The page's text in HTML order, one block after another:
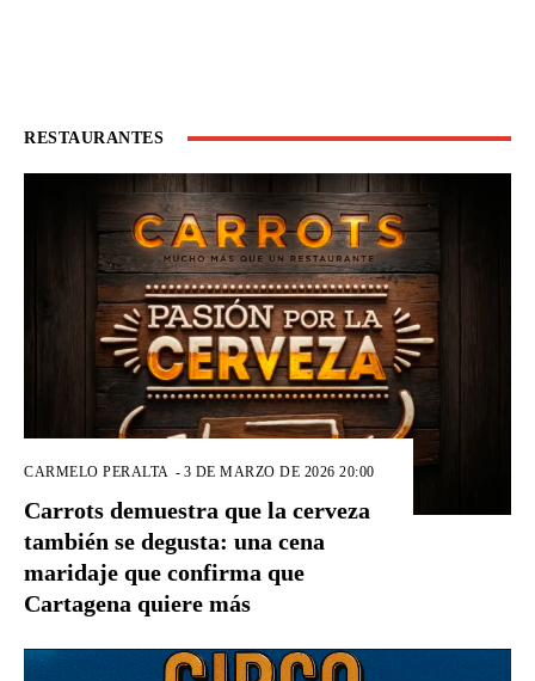
RESTAURANTES
CARMELO PERALTA - 3 DE MARZO DE 2026 20:00
Carrots demuestra que la cerveza
también se degusta: una cena
maridaje que confirma que
Cartagena quiere más